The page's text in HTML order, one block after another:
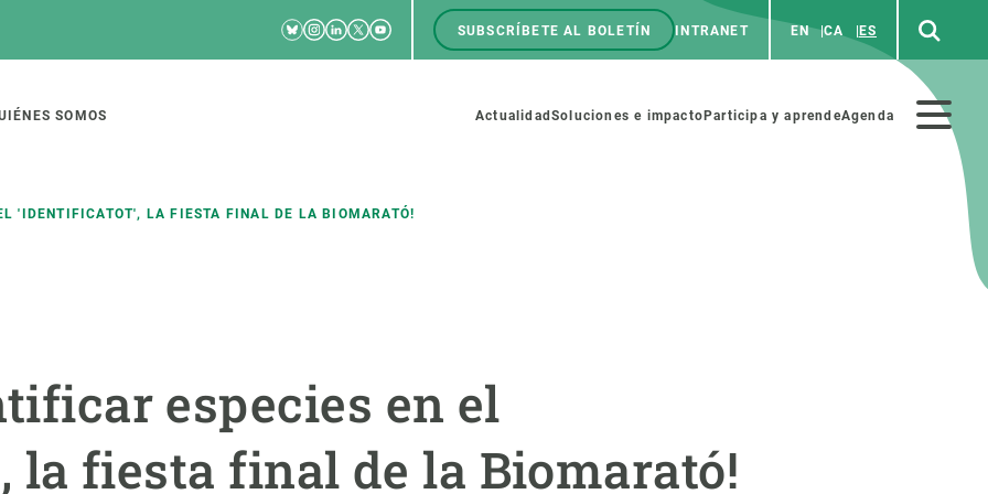
RRSS
Bluesky
Instagram
Linkedin
TwitterYoutube
Menú
top
SUBSCRÍBETE AL BOLETÍN INTRANET EN CA ES
SOMOS
Menú
Actualidad Soluciones e impacto Participa y aprendeAgenda
'IDENTIFICATOT', LA FIESTA FINAL DE LA BIOMARATÓ!
especies en el
fiesta final de la Biomarató!
de ecosistemas
Soluciones
Innovación
Política y gestión
Estrategia de Recursos Humanos
Pide tu MSCA-PF